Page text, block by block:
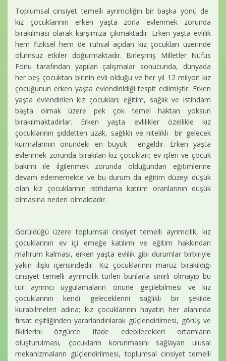
Toplumsal cinsiyet temelli ayrımcılığın bir başka yönü de
kız çocuklarının erken yaşta zorla evlenmek zorunda
bırakılması olarak karşımıza çıkmaktadır. Erken yaşta evlilik
hem fiziksel hem de ruhsal açıdan kız çocukları üzerinde
olumsuz etkiler doğurmaktadır. Birleşmiş Milletler Nüfus
Fonu tarafından yapılan çalışmalar sonucunda, dünyada
her beş çocuktan birinin evli olduğu ve her yıl 12 milyon kız
çocuğunun erken yaşta evlendirildiği tespit edilmiştir. Erken
yaşta evlendirilen kız çocukları; eğitim, sağlık ve istihdam
başta olmak üzere pek çok temel haktan yoksun
bırakılmaktadırlar. Erken yaşta evlilikler özellikle kız
çocuklarının şiddetten uzak, sağlıklı ve nitelikli bir gelecek
kurmalarının önündeki en büyük engeldir. Erken yaşta
evlenmek zorunda bırakılan kız çocukları; ev işleri ve çocuk
bakımı ile ilgilenmek zorunda olduğundan eğitimlerine
devam edememekte ve bu durum da eğitim düzeyi düşük
olan kız çocuklarının istihdama katılım oranlarının düşük
olmasına neden olmaktadır.
Görüldüğü üzere toplumsal cinsiyet temelli ayrımcılık, kız
çocuklarının ev içi emeğe katılımı ve eğitim hakkından
mahrum kalması, erken yaşta evlilik gibi durumlar birbiriyle
yakın ilişki içerisindedir. Kız çocuklarının maruz bırakıldığı
cinsiyet temelli ayrımcılık türleri bunlarla sınırlı olmayıp bu
tür ayrımcı uygulamaların önüne geçilebilmesi ve kız
çocuklarının kendi geleceklerini sağlıklı bir şekilde
kurabilmeleri adına; kız çocuklarının hayatın her alanında
fırsat eşitliğinden yararlandırılarak güçlendirilmesi, görüş ve
fikirlerini özgürce ifade edebilecekleri ortamların
oluşturulması, çocukların korunmasını sağlayan ulusal
mekanizmaların güçlendirilmesi, toplumsal cinsiyet temelli